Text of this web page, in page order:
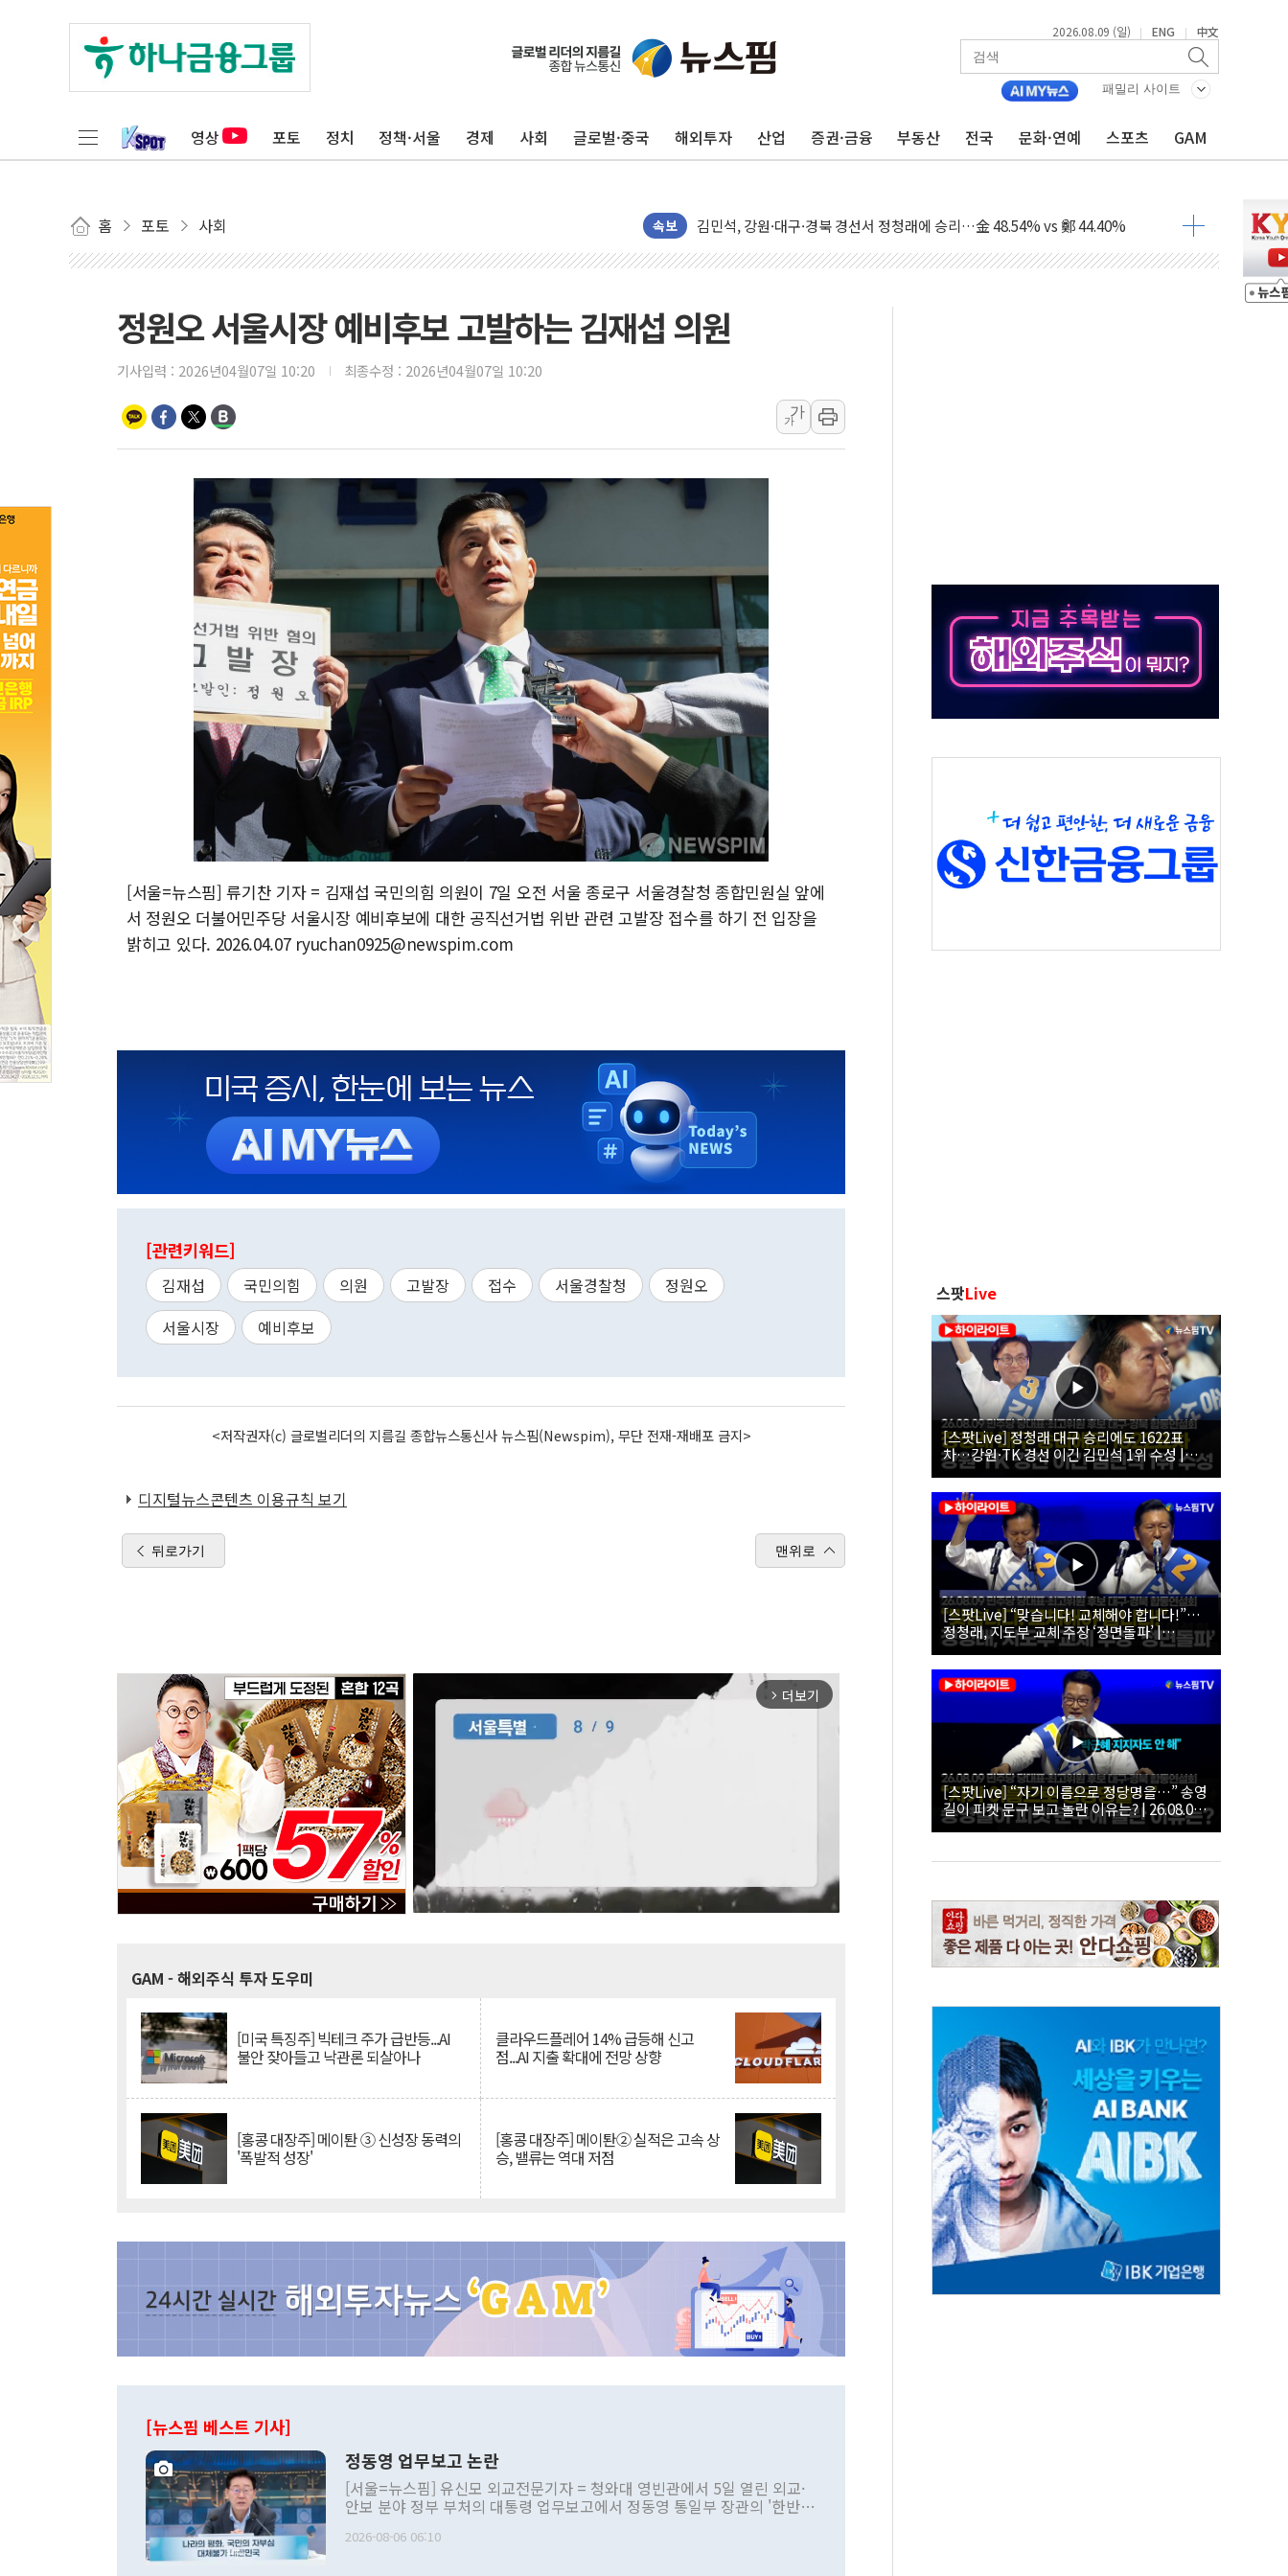
2026.08.09 (일) | ENG | 中文
패밀리 사이트
영상 포토 정치 정책·서울 경제 사회 글로벌·중국 해외투자 산업 증권·금융 부동산 전국 문화·연예 스포츠 GAM
홈 포토 사회 속보
평택 진위면 공장서 질식사고 발생…작업자 1명 숨져
포항 블루밸리 국가산단에 '철강 AI융합실증센터' 들어선다
[종합] 김민석, 정청래에 누적 '1.48%p' 차 선두 유지...金 46.01% vs 鄭 44.53%
민주당 경북도당위원장에 오중기 당선...합산득표율 68.63%
김민석, 강원·대구·경북 경선서 정청래에 승리…金 48.54% vs 鄭 44.40%
[속보] 민주, 강원·대구·경북 경선 결과...김민석 48.54% 정청래 44.40%
[속보] 민주, 대구 경선 결과 발표...정청래 47.82% 김민석 46.35% 송영길 5.83%
[속보] 민주, 강원 경선 결과 발표...김민석 50.30% 정청래 41.94% 송영길 7.76%
최태원, 노소영에 9440억 지급 확정되나…재상고 앞두고 막판 셈법
하나금융, 명동 소상공인에 '행복상자' 전달
인천시 광복절 현수막 '태극기 거꾸로' 논란…이틀만에 철거
병무청, 보충역 전면 손질… 예술·체육요원 최대 33% 감축
홈플러스發 대형마트 판매, 역대 최대폭 감소한 9.4%↓…유통업계 양극화 심화
'호우·산사태 주의보' 울진 시간당 30mm 강한 비...호우 피해 없어
여야, 황희 '버스 하우스' 공방…野 "청년 우롱 기괴" vs 與 "송구한 해프닝"
정원오 서울시장 예비후보 고발하는 김재섭 의원
기사입력 : 2026년04월07일 10:20 최종수정 : 2026년04월07일 10:20
가
가
[서울=뉴스핌] 류기찬 기자 = 김재섭 국민의힘 의원이 7일 오전 서울 종로구 서울경찰청 종합민원실 앞에
서 정원오 더불어민주당 서울시장 예비후보에 대한 공직선거법 위반 관련 고발장 접수를 하기 전 입장을
밝히고 있다. 2026.04.07 ryuchan0925@newspim.com
[관련키워드]
김재섭 국민의힘 의원 고발장 접수 서울경찰청
정원오
서울시장
예비후보
<저작권자(c) 글로벌리더의 지름길 종합뉴스통신사 뉴스핌(Newspim), 무단 전재-재배포 금지>
디지털뉴스콘텐츠 이용규칙 보기
뒤로가기 맨위로
arrow_forward_ios 더보기
GAM - 해외주식 투자 도우미
[미국 특징주] 빅테크 주가 급반등...AI
불안 잦아들고 낙관론 되살아나
클라우드플레어 14% 급등해 신고
점...AI 지출 확대에 전망 상향
[홍콩 대장주] 메이퇀 ③ 신성장 동력의
'폭발적 성장'
[홍콩 대장주] 메이퇀② 실적은 고속 상
승, 밸류는 역대 저점
[뉴스핌 베스트 기사]
정동영 업무보고 논란
[서울=뉴스핌] 유신모 외교전문기자 = 청와대 영빈관에서 5일 열린 외교·
안보 분야 정부 부처의 대통령 업무보고에서 정동영 통일부 장관의 '한반도
발언 중에는 정부 내 조율을 거치지 않은 사안을 정책으로 추진하겠다고 공
2026-08-06 06:10
스팟Live
[스팟Live] 정청래 대구 승리에도 1622표
차…강원·TK 경선 이긴 김민석 1위 수성 |
26.08.09 더불어민주당 당대표·최고위원 후
보 대구·경북 합동연설회
[스팟Live] “맞습니다! 교체해야 합니다!”…
정청래, 지도부 교체 주장 ‘정면돌파’ |
26.08.09 더불어민주당 당대표·최고위원 후
보 대구·경북 합동연설회
[스팟Live] “자기 이름으로 정당명을…” 송영
길이 피켓 문구 보고 놀란 이유는? | 26.08.09
더불어민주당 당대표·최고위원 후보 대구·경